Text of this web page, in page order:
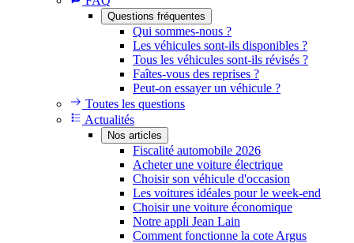
Questions fréquentes
Qui sommes-nous ?
Les véhicules sont-ils disponibles ?
Tous les véhicules sont-ils révisés ?
Faîtes-vous des reprises ?
Peut-on essayer un véhicule ?
Toutes les questions
Actualités
Nos articles
Fiscalité automobile 2026
Acheter une voiture électrique
Choisir son véhicule d'occasion
Les voitures idéales pour le week-end
Choisir une voiture économique
Notre appli Jean Lain
Comment fonctionne la cote Argus